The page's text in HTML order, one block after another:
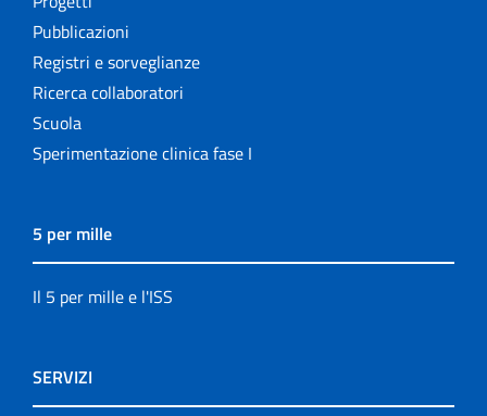
Pubblicazioni
Registri e sorveglianze
Ricerca collaboratori
Scuola
Sperimentazione clinica fase I
5 per mille
Il 5 per mille e l'ISS
SERVIZI